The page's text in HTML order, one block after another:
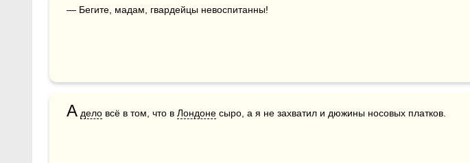
— Бегите, мадам, гвардейцы невоспитанны!
А дело всё в том, что в Лондоне сыро, а я не захватил и дюжины носовых платков.